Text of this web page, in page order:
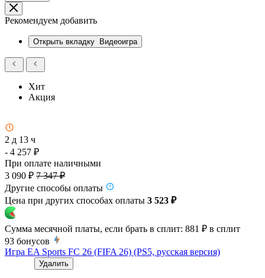
Рекомендуем добавить
Открыть вкладку Видеоигра
Хит
Акция
2 д 13 ч
- 4 257 ₽
При оплате наличными
3 090 ₽ 7 347 ₽
Другие способы оплаты
Цена при других способах оплаты 3 523 ₽
Сумма месячной платы, если брать в сплит: 881 ₽ в сплит
93 бонусов
Игра EA Sports FC 26 (FIFA 26) (PS5, русская версия)
Удалить